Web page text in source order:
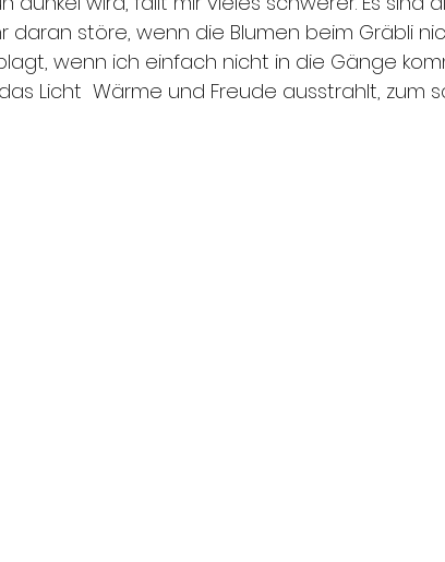
störe, wenn die Blumen beim Gräbli
wenn ich einfach nicht in die Gänge
Licht  Wärme und Freude ausstrahlt, zum